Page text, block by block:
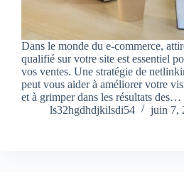
Dans le monde du e-commerce,
qualifié sur votre site est essentiel
vos ventes. Une stratégie de
peut vous aider à améliorer votre
et à grimper dans les résultats des…
ls32hgdhdjkilsdi54
juin 7,